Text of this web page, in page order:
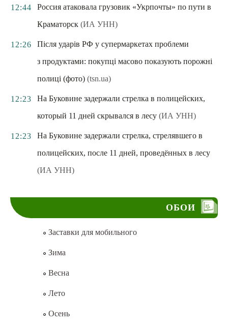
12:44
Россия атаковала грузовик «Укрпочты» по пути в
Краматорск (ИА УНН)
12:26
Після ударів РФ у супермаркетах проблеми
з продуктами: покупці масово показують порожні
полиці (фото) (tsn.ua)
12:23
На Буковине задержали стрелка в полицейских,
который 11 дней скрывался в лесу (ИА УНН)
12:23
На Буковине задержали стрелка, стрелявшего в
полицейских, после 11 дней, проведённых в лесу
(ИА УНН)
ОБОИ
Заставки для мобильного
Зима
Весна
Лето
Осень